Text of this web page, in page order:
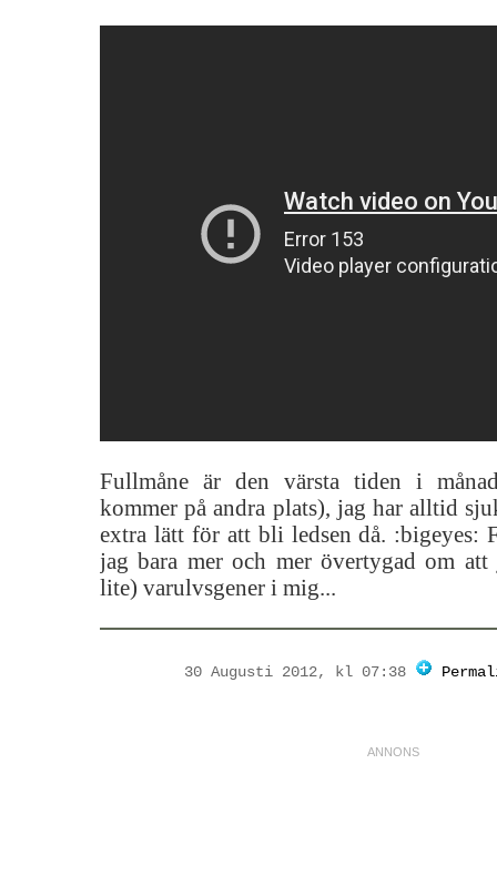
Fullmåne är den värsta tiden i
kommer på andra plats), jag har alltid
extra lätt för att bli ledsen då. :bigeyes:
jag bara mer och mer övertygad om att
lite) varulvsgener i mig...
30 Augusti 2012, kl 07:38